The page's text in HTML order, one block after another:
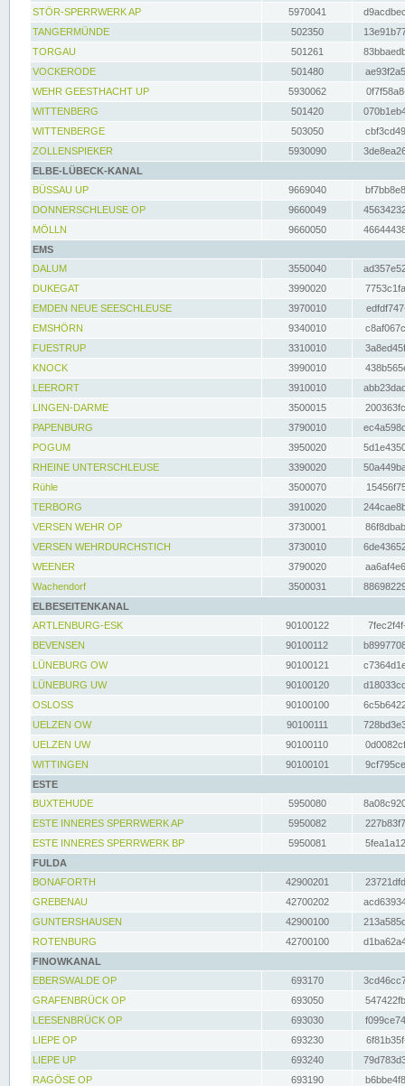
STÖR-SPERRWERK AP 5970041
TANGERMÜNDE
502350
TORGAU
501261
VOCKERODE
501480
WEHR GEESTHACHT UP
5930062
WITTENBERG
501420
WITTENBERGE
503050
ZOLLENSPIEKER
5930090
ELBE-LÜBECK-KANAL
BÜSSAU UP
9669040
DONNERSCHLEUSE OP
9660049
MÖLLN
9660050
EMS
DALUM
3550040
DUKEGAT
3990020
EMDEN NEUE SEESCHLEUSE
3970010
EMSHÖRN
9340010
FUESTRUP
3310010
KNOCK
3990010
LEERORT
3910010
LINGEN-DARME
3500015
PAPENBURG
3790010
POGUM
3950020
RHEINE UNTERSCHLEUSE
3390020
Rühle
3500070
TERBORG
3910020
VERSEN WEHR OP
3730001
VERSEN WEHRDURCHSTICH
3730010
WEENER
3790020
Wachendorf
3500031
ELBESEITENKANAL
ARTLENBURG-ESK
90100122
BEVENSEN
90100112
LÜNEBURG OW
90100121
LÜNEBURG UW
90100120
OSLOSS
90100100
UELZEN OW
90100111
UELZEN UW
90100110
WITTINGEN
90100101
ESTE
BUXTEHUDE
5950080
ESTE INNERES SPERRWERK AP
5950082
ESTE INNERES SPERRWERK BP
5950081
FULDA
BONAFORTH
42900201
GREBENAU
42700202
GUNTERSHAUSEN
42900100
ROTENBURG
42700100
FINOWKANAL
EBERSWALDE OP
693170
GRAFENBRÜCK OP
693050
LEESENBRÜCK OP
693030
LIEPE OP
693230
LIEPE UP
693240
RAGÖSE OP
693190